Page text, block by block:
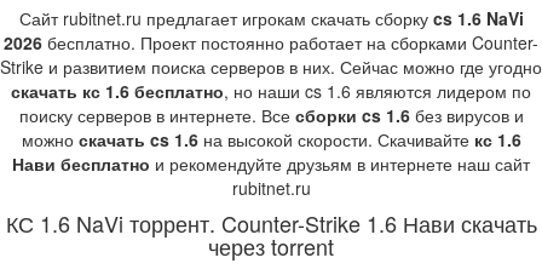
Сайт rubitnet.ru предлагает игрокам скачать сборку cs 1.6 NaVi
2026 бесплатно. Проект постоянно работает на сборками Counter-
Strike и развитием поиска серверов в них. Сейчас можно где угодно
скачать кс 1.6 бесплатно, но наши cs 1.6 являются лидером по
поиску серверов в интернете. Все сборки cs 1.6без вирусов и
можно скачать cs 1.6на высокой скорости. Скачивайте кс 1.6
Нави бесплатно и рекомендуйте друзьям в интернете наш сайт
rubitnet.ru
КС 1.6 NaVi торрент. Counter-Strike 1.6 Нави скачать
через torrent